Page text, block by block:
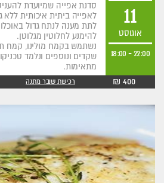
11
אוגוסט
22:00
-
18:00
סדנת אפייה שמיועדת
לאפייה ביתית איכותית ללא
לתת מענה לנתח גדול
להימנע לחלוטין מגלוטן.
נשתמש בקמח מולינו, קמח
שקדים ונוספים ונלמד
מתאימות.
400 ₪ רכישת שובר מתנה